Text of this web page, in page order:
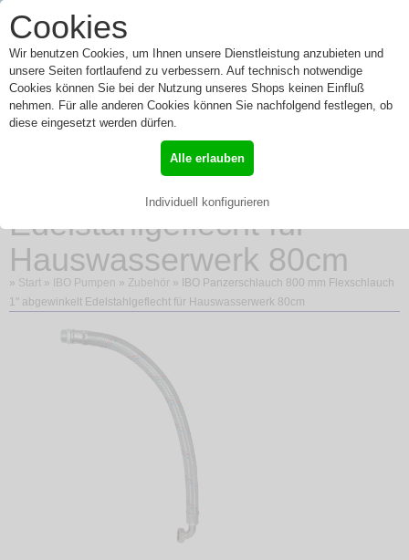
Cookies
Wir benutzen Cookies, um Ihnen unsere Dienstleistung anzubieten und
unsere Seiten fortlaufend zu verbessern. Auf technisch notwendige
Cookies können Sie bei der Nutzung unseres Shops keinen Einfluß
nehmen. Für alle anderen Cookies können Sie nachfolgend festlegen, ob
diese eingesetzt werden dürfen.
Alle erlauben
Individuell konfigurieren
Toggle
Menü
IBO Panzerschlauch 800
mm Flexschlauch 1"
abgewinkelt
Edelstahlgeflecht für
Hauswasserwerk 80cm
» Start » IBO Pumpen » Zubehör » IBO Panzerschlauch 800 mm Flexschlauch
1" abgewinkelt Edelstahlgeflecht für Hauswasserwerk 80cm